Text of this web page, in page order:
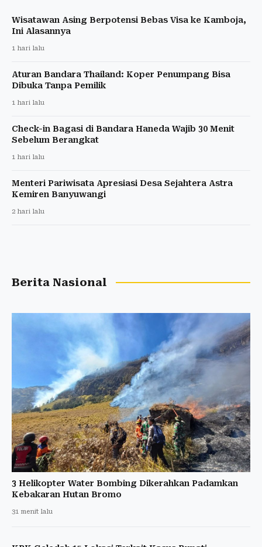
Wisatawan Asing Berpotensi Bebas Visa ke Kamboja,
Ini Alasannya
1 hari lalu
Aturan Bandara Thailand: Koper Penumpang Bisa
Dibuka Tanpa Pemilik
1 hari lalu
Check-in Bagasi di Bandara Haneda Wajib 30 Menit
Sebelum Berangkat
1 hari lalu
Menteri Pariwisata Apresiasi Desa Sejahtera Astra
Kemiren Banyuwangi
2 hari lalu
Berita Nasional
3 Helikopter Water Bombing Dikerahkan Padamkan
Kebakaran Hutan Bromo
31 menit lalu